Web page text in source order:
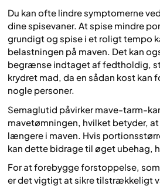
Du kan ofte lindre symptomerne
dine spisevaner. At spise mindre
grundigt og spise i et roligt tempo
belastningen på maven. Det kan
begrænse indtaget af fedtholdig,
krydret mad, da en sådan kost kan
nogle personer.
Semaglutid påvirker mave-tarm-
mavetømningen, hvilket betyder,
længere i maven. Hvis
kan dette bidrage til øget ubehag,
For at forebygge forstoppelse,
er det vigtigt at sikre tilstrækkeligt